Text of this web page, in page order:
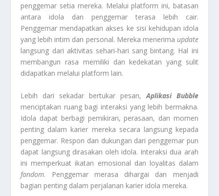
penggemar setia mereka. Melalui platform ini, batasan
antara idola dan penggemar terasa lebih cair.
Penggemar mendapatkan akses ke sisi kehidupan idola
yang lebih intim dan personal. Mereka menerima update
langsung dari aktivitas sehari-hari sang bintang. Hal ini
membangun rasa memiliki dan kedekatan yang sulit
didapatkan melalui platform lain.
Lebih dari sekadar bertukar pesan, Aplikasi Bubble
menciptakan ruang bagi interaksi yang lebih bermakna.
Idola dapat berbagi pemikiran, perasaan, dan momen
penting dalam karier mereka secara langsung kepada
penggemar. Respon dan dukungan dari penggemar pun
dapat langsung dirasakan oleh idola. Interaksi dua arah
ini memperkuat ikatan emosional dan loyalitas dalam
fandom. Penggemar merasa dihargai dan menjadi
bagian penting dalam perjalanan karier idola mereka.